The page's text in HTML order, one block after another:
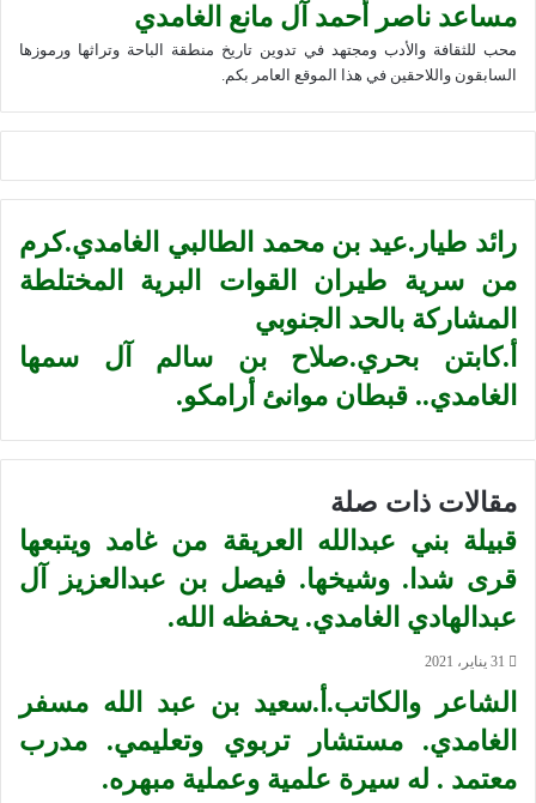
مساعد ناصر أحمد آل مانع الغامدي
محب للثقافة والأدب ومجتهد في تدوين تاريخ منطقة الباحة وتراثها ورموزها
السابقون واللاحقين في هذا الموقع العامر بكم.
رائد طيار.عيد بن محمد الطالبي الغامدي.كرم
من سرية طيران القوات البرية المختلطة
المشاركة بالحد الجنوبي
أ.كابتن بحري.صلاح بن سالم آل سمها
الغامدي.. قبطان موانئ أرامكو.
مقالات ذات صلة
قبيلة بني عبدالله العريقة من غامد ويتبعها
قرى شدا. وشيخها. فيصل بن عبدالعزيز آل
عبدالهادي الغامدي. يحفظه الله.
31 يناير، 2021
الشاعر والكاتب.أ.سعيد بن عبد الله مسفر
الغامدي. مستشار تربوي وتعليمي. مدرب
معتمد . له سيرة علمية وعملية مبهره.